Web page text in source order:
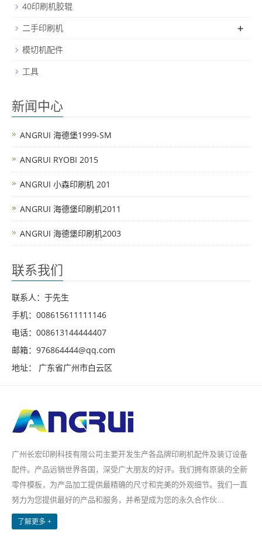
40印刷机胶辊
二手印刷机
+
模切机配件
工具
新闻中心
ANGRUI 海德堡1999-SM
ANGRUI RYOBI 2015
ANGRUI 小森印刷机 201
ANGRUI 海德堡印刷机2011
ANGRUI 海德堡印刷机2003
联系我们
联系人：于先生
手机：008615611111146
电话：008613144444407
邮箱：976864444@qq.com
地址： 广东省广州市白云区
广州长宏印刷科技有限公司主要开发生产各品牌印刷机配件及装订设备
配件。产品远销世界各国，深受广大朋友的好评。我们拥有原装的全新
零件模板，为产品加工提供最精确的尺寸和完美的外观细节。我们一直
努力为您提供最好的产品和服务，并希望成为您的永久合作伙...
了解更多 +